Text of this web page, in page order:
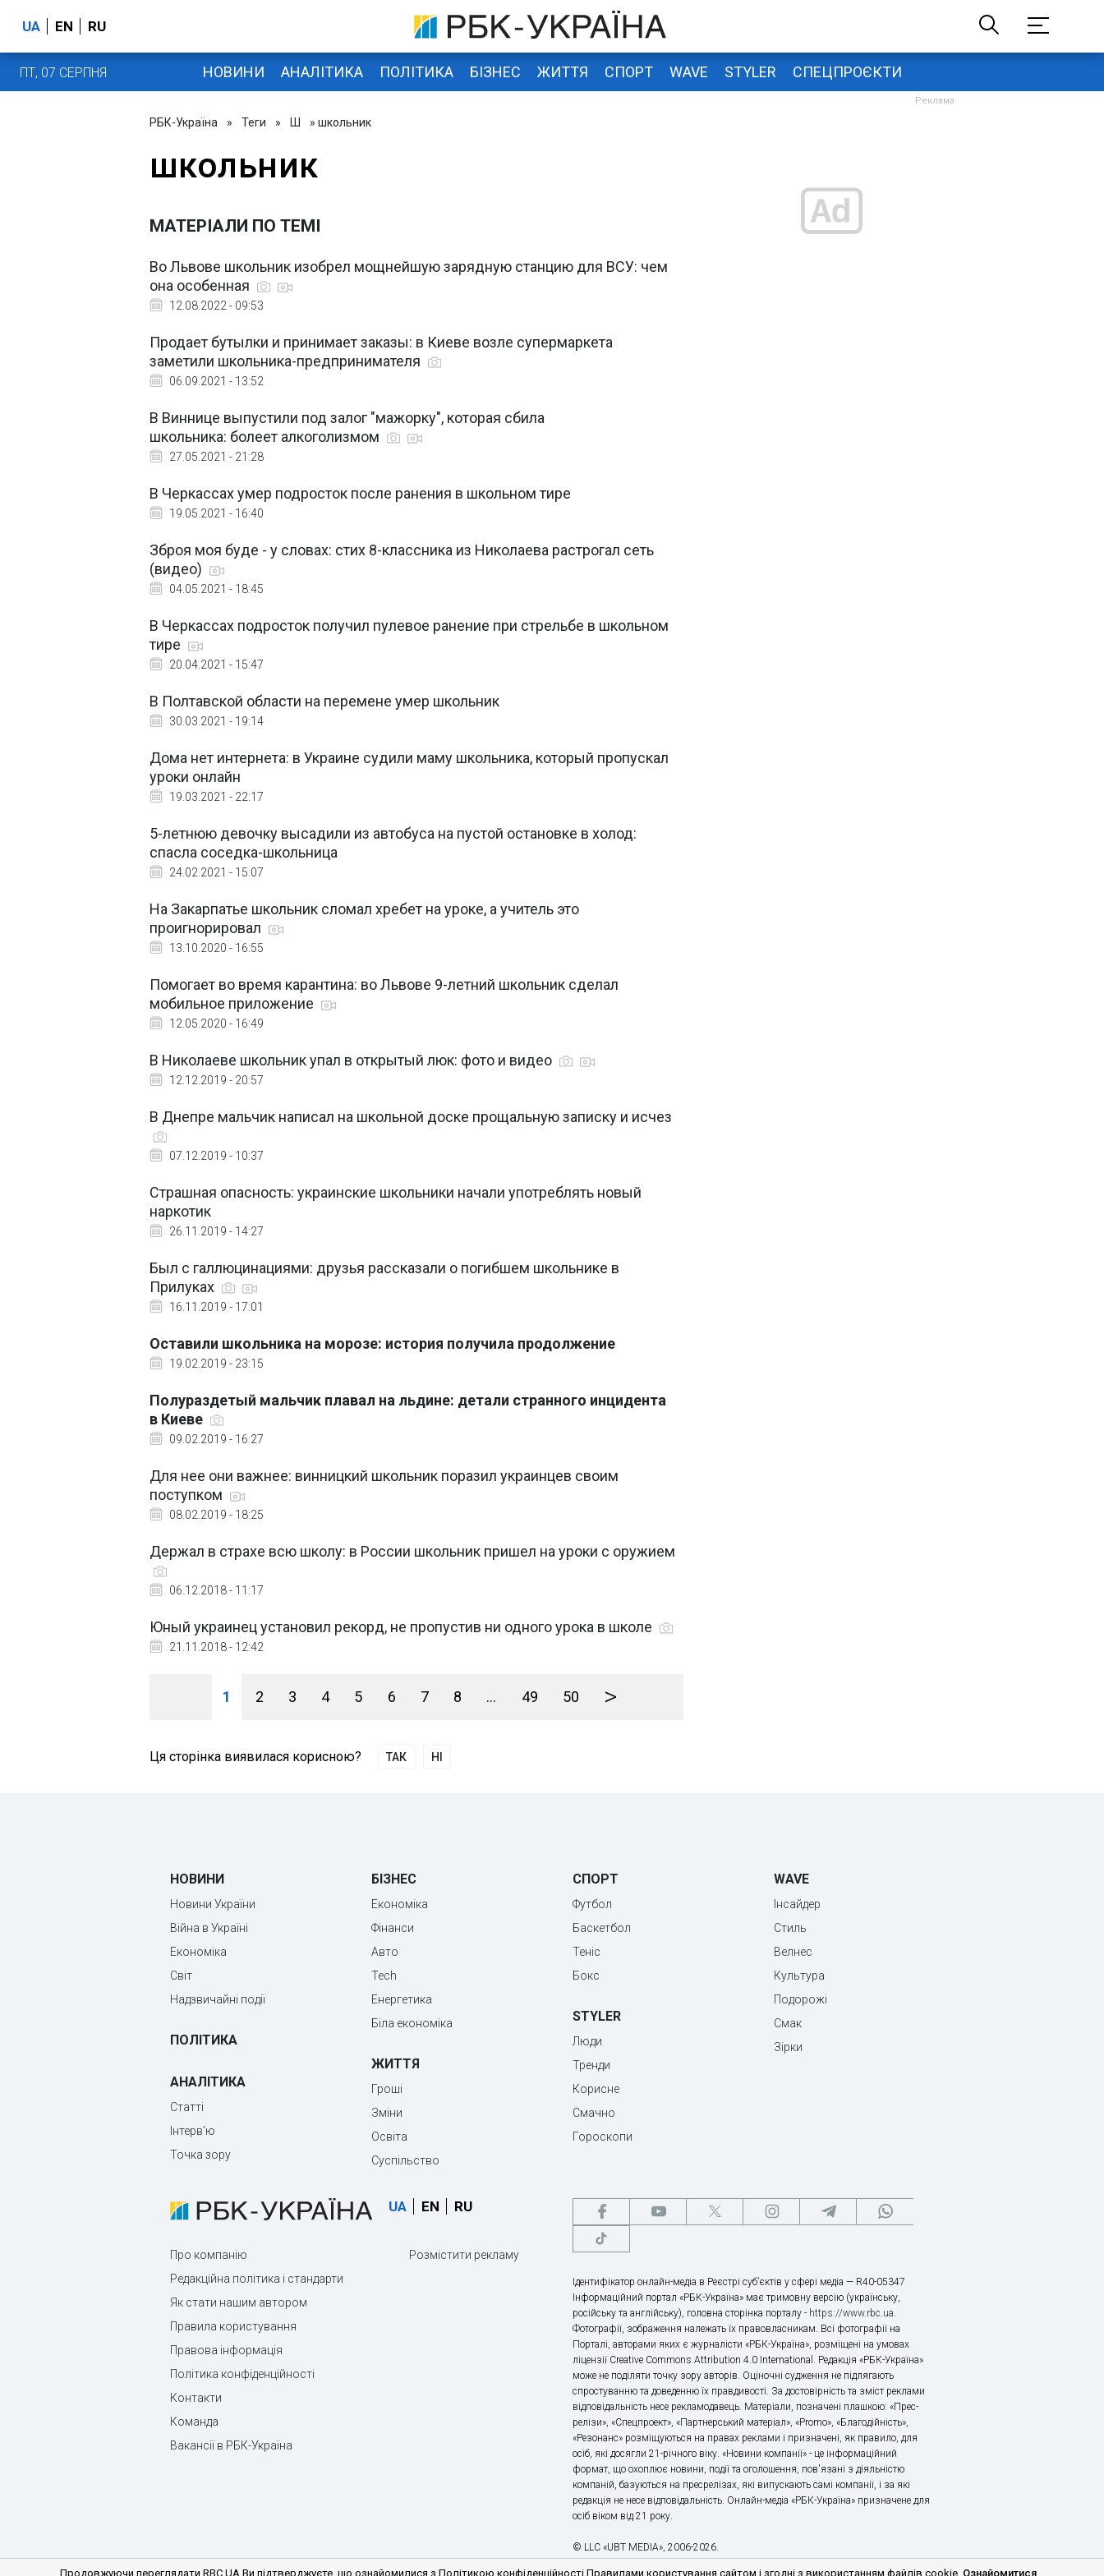
UA EN RU
ПТ, 07 СЕРПНЯ НОВИНИ АНАЛІТИКА ПОЛІТИКА БІЗНЕС ЖИТТЯ СПОРТ WAVE STYLER СПЕЦПРОЄКТИ
РБК-Україна » Теги » Ш » школьник
школьник
МАТЕРІАЛИ ПО ТЕМІ
Во Львове школьник изобрел мощнейшую зарядную станцию для ВСУ: чем
она особенная
12.08.2022 - 09:53
Продает бутылки и принимает заказы: в Киеве возле супермаркета
заметили школьника-предпринимателя
06.09.2021 - 13:52
В Виннице выпустили под залог "мажорку", которая сбила
школьника: болеет алкоголизмом
27.05.2021 - 21:28
В Черкассах умер подросток после ранения в школьном тире
19.05.2021 - 16:40
Зброя моя буде - у словах: стих 8-классника из Николаева растрогал сеть
(видео)
04.05.2021 - 18:45
В Черкассах подросток получил пулевое ранение при стрельбе в школьном
тире
20.04.2021 - 15:47
В Полтавской области на перемене умер школьник
30.03.2021 - 19:14
Дома нет интернета: в Украине судили маму школьника, который пропускал
уроки онлайн
19.03.2021 - 22:17
5-летнюю девочку высадили из автобуса на пустой остановке в холод:
спасла соседка-школьница
24.02.2021 - 15:07
На Закарпатье школьник сломал хребет на уроке, а учитель это
проигнорировал
13.10.2020 - 16:55
Помогает во время карантина: во Львове 9-летний школьник сделал
мобильное приложение
12.05.2020 - 16:49
В Николаеве школьник упал в открытый люк: фото и видео
12.12.2019 - 20:57
В Днепре мальчик написал на школьной доске прощальную записку и исчез
07.12.2019 - 10:37
Страшная опасность: украинские школьники начали употреблять новый
наркотик
26.11.2019 - 14:27
Был с галлюцинациями: друзья рассказали о погибшем школьнике в
Прилуках
16.11.2019 - 17:01
Оставили школьника на морозе: история получила продолжение
19.02.2019 - 23:15
Полураздетый мальчик плавал на льдине: детали странного инцидента
в Киеве
09.02.2019 - 16:27
Для нее они важнее: винницкий школьник поразил украинцев своим
поступком
08.02.2019 - 18:25
Держал в страхе всю школу: в России школьник пришел на уроки с оружием
06.12.2018 - 11:17
Юный украинец установил рекорд, не пропустив ни одного урока в школе
21.11.2018 - 12:42
1 2 3 4 5 6 7 8 ... 49 50 >
Ця сторінка виявилася корисною? ТАК НІ
НОВИНИ
Новини України
Війна в Україні
Економіка
Світ
Надзвичайні події
ПОЛІТИКА
АНАЛІТИКА
Статті
Інтерв'ю
Точка зору
БІЗНЕС
Економіка
Фінанси
Авто
Tech
Енергетика
Біла економіка
ЖИТТЯ
Гроші
Зміни
Освіта
Суспільство
СПОРТ
Футбол
Баскетбол
Теніс
Бокс
STYLER
Люди
Тренди
Корисне
Смачно
Гороскопи
WAVE
Інсайдер
Стиль
Велнес
Культура
Подорожі
Смак
Зірки
UA EN RU
Про компанію
Редакційна політика і стандарти
Як стати нашим автором
Правила користування
Правова інформація
Політика конфіденційності
Контакти
Команда
Вакансії в РБК-Україна
Розмістити рекламу
Ідентифікатор онлайн-медіа в Реєстрі суб’єктів у сфері медіа — R40-05347
Інформаційний портал «РБК-Україна» має тримовну версію (українську,
російську та англійську), головна сторінка порталу - https://www.rbc.ua.
Фотографії, зображення належать їх правовласникам. Всі фотографії на
Порталі, авторами яких є журналісти «РБК-Україна», розміщені на умовах
ліцензії Creative Commons Attribution 4.0 International. Редакція «РБК-Україна»
може не поділяти точку зору авторів. Оціночні судження не підлягають
спростуванню та доведенню їх правдивості. За достовірність та зміст реклами
відповідальність несе рекламодавець. Матеріали, позначені плашкою: «Прес-
релізи», «Спецпроект», «Партнерський матеріал», «Promo», «Благодійність»,
«Резонанс» розміщуються на правах реклами і призначені, як правило, для
осіб, які досягли 21-річного віку. «Новини компанії» - це інформаційний
формат, що охоплює новини, події та оголошення, пов'язані з діяльністю
компаній, базуються на пресрелізах, які випускають самі компанії, і за які
редакція не несе відповідальність. Онлайн-медіа «РБК-Україна» призначене для
осіб віком від 21 року.
© LLC «UBT MEDIA», 2006-2026.
Продовжуючи переглядати RBC.UA Ви підтверджуєте, що ознайомилися з Політикою конфіденційності Правилами користування сайтом і згодні з використанням файлів cookie. Ознайомитися